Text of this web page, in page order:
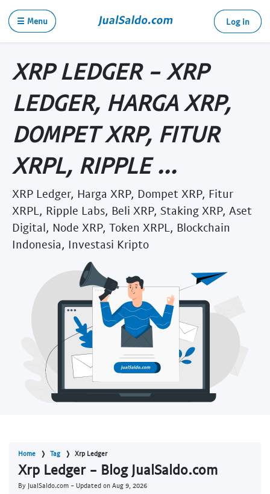
☰ Menu Log in
XRP LEDGER - XRP
LEDGER, HARGA XRP,
DOMPET XRP, FITUR
XRPL, RIPPLE ...
XRP Ledger, Harga XRP, Dompet XRP, Fitur
XRPL, Ripple Labs, Beli XRP, Staking XRP, Aset
Digital, Node XRP, Token XRPL, Blockchain
Indonesia, Investasi Kripto
Home Tag Xrp Ledger
Xrp Ledger - Blog JualSaldo.com
By JualSaldo.com - Updated on Aug 9, 2026